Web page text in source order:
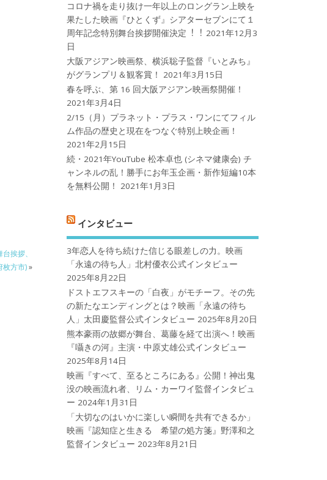
挨拶、
枚方市)»
コロナ禍を⾛り抜け⼀年以上のロングラン上映を
果たした映画『ひとくず』シアターセブンにて１
周年記念特別舞台挨拶開催決定︕︕ 2021年12月3
日
大阪アジアン映画祭、横浜聡子監督『いとみち』
がグランプリ＆観客賞！
2021年3月15日
春を呼ぶ、第 16 回大阪アジアン映画祭開催！
2021年3月4日
2/15（月）プラネット・プラス・ワンにてフィル
ム作品の歴史と現在をつなぐ特別上映企画！
2021年2月15日
続・2021年YouTube 松本卓也 (シネマ健康会) チ
ャンネルの乱！勝手にお年玉企画・新作短編10本
を無料公開！
2021年1月3日
インタビュー
3年恋人を待ち続けた信じる眼差しの力。映画
「永遠の待ち人」北村優衣公式インタビュー
2025年8月22日
ドストエフスキーの「白夜」がモチーフ。その先
の新たなエンディングとは？映画「永遠の待ち
人」太田慶監督公式インタビュー 2025年8月20日
熊本豪雨の故郷が舞台、葛藤を経て出演へ！映画
『囁きの河』主演・中原丈雄公式インタビュー
2025年8月14日
映画『すべて、至るところにある』公開！神出鬼
没の映画流れ者、リム・カーワイ監督インタビュ
ー 2024年1月31日
「大切なのはいかに楽しい瞬間を共有できるか」
映画『認知症と生きる 希望の処方箋』野澤和之
監督インタビュー 2023年8月21日